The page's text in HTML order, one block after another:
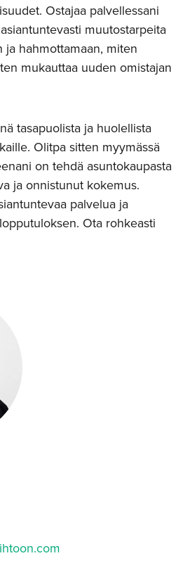
Ostajaa palvellessani
muutostarpeita
hahmottamaan, miten
mukauttaa uuden omistajan
tasapuolista ja huolellista
Olitpa sitten myymässä
on tehdä asuntokaupasta
ja onnistunut kokemus.
palvelua ja
Ota rohkeasti